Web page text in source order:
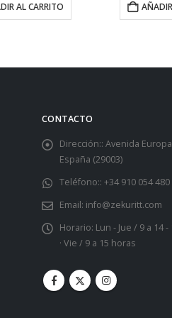
AÑADIR AL CARRITO
CONTACTO
Dirección:: Avenida
España (29003)
Teléfono:: +34 910 054 480
Email: info@zekuritt.com
Horario: Lun - Jue / 9 a 14
· Vie / 9 a 15 horas